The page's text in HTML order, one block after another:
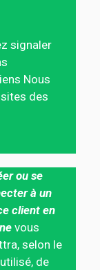
signaler
Nous
des
ou se
à un
client en
vous
selon le
de